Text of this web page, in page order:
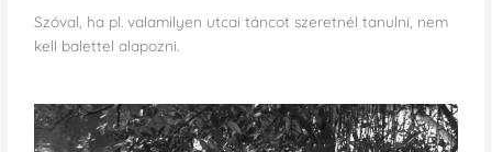
Szóval, ha pl. valamilyen utcai táncot szeretnél tanulni, nem
kell balettel alapozni.